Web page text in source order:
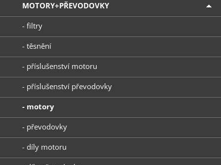
MOTORY+PŘEVODOVKY
- filtry
- těsnění
- příslušenství motoru
- příslušenství převodovky
- motory
- převodovky
- díly motoru